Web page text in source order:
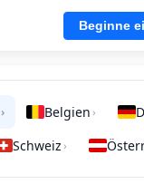
Beginne
› Belgien ›
Schweiz ›